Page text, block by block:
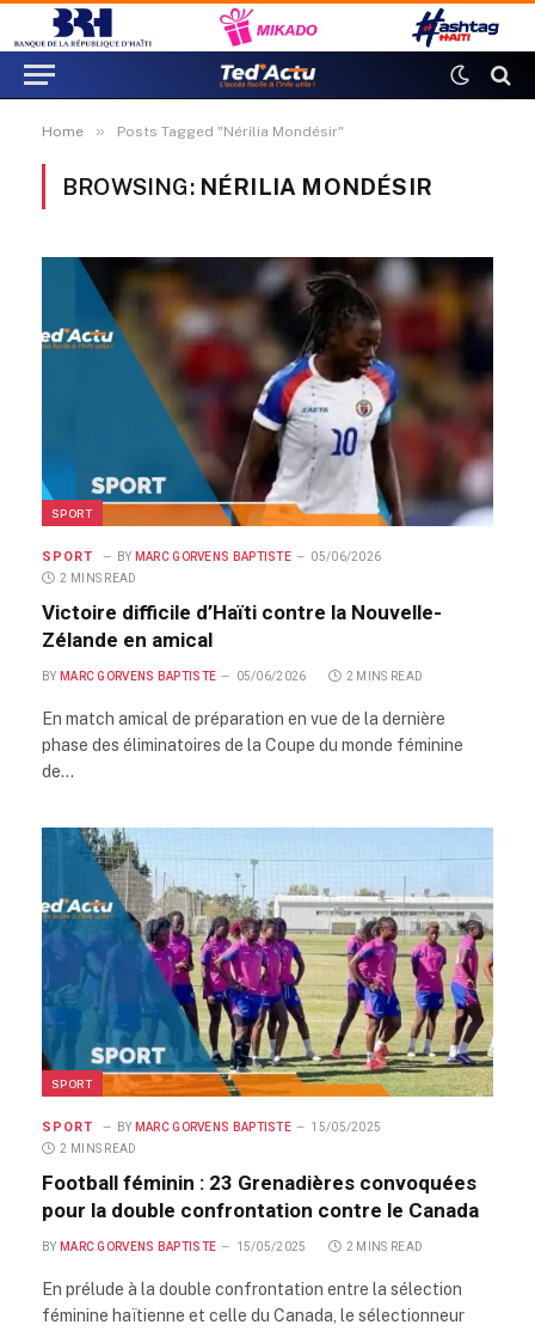
Home » Posts Tagged "Nérilia Mondésir"
BROWSING: NÉRILIA MONDÉSIR
SPORT
SPORT BY MARC GORVENS BAPTISTE
05/06/2026
2 MINS READ
Victoire difficile d’Haïti contre la Nouvelle-
Zélande en amical
BY MARC GORVENS BAPTISTE 05/06/2026 2 MINS READ
En match amical de préparation en vue de la dernière
phase des éliminatoires de la Coupe du monde féminine
de…
SPORT
SPORT BY MARC GORVENS BAPTISTE
15/05/2025
2 MINS READ
Football féminin : 23 Grenadières convoquées
pour la double confrontation contre le Canada
BY MARC GORVENS BAPTISTE 15/05/2025 2 MINS READ
En prélude à la double confrontation entre la sélection
féminine haïtienne et celle du Canada, le sélectionneur